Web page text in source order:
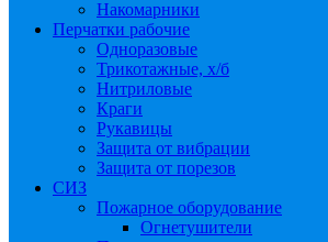
Накомарники
Перчатки рабочие
Одноразовые
Трикотажные, х/б
Нитриловые
Краги
Рукавицы
Защита от вибрации
Защита от порезов
СИЗ
Пожарное оборудование
Огнетушители